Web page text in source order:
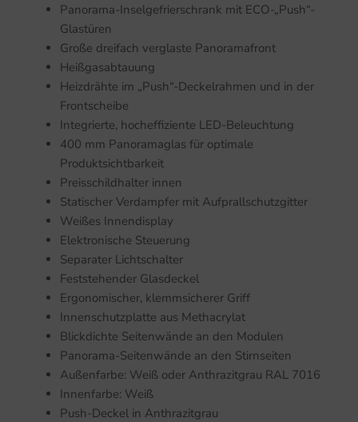
Panorama-Inselgefrierschrank mit ECO-„Push“-
Glastüren
Große dreifach verglaste Panoramafront
Heißgasabtauung
Heizdrähte im „Push“-Deckelrahmen und in der
Frontscheibe
Integrierte, hocheffiziente LED-Beleuchtung
400 mm Panoramaglas für optimale
Produktsichtbarkeit
Preisschildhalter innen
Statischer Verdampfer mit Aufprallschutzgitter
Weißes Innendisplay
Elektronische Steuerung
Separater Lichtschalter
Feststehender Glasdeckel
Ergonomischer, klemmsicherer Griff
Innenschutzplatte aus Methacrylat
Blickdichte Seitenwände an den Modulen
Panorama-Seitenwände an den Stirnseiten
Außenfarbe: Weiß oder Anthrazitgrau RAL 7016
Innenfarbe: Weiß
Push-Deckel in Anthrazitgrau